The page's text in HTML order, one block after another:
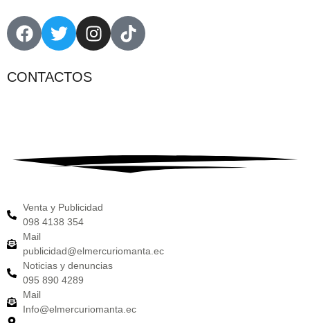
CONTACTOS
Venta y Publicidad
098 4138 354
Mail
publicidad@elmercuriomanta.ec
Noticias y denuncias
095 890 4289
Mail
Info@elmercuriomanta.ec